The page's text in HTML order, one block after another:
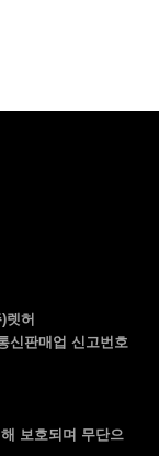
렛허
신판매업 신고번호
보호되며 무단으